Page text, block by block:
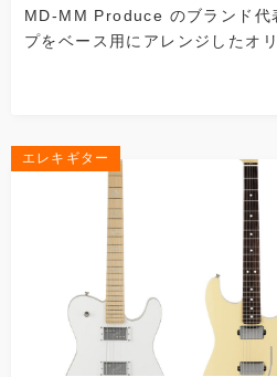
MD-MM Produce のブランド代
プをベース用にアレンジしたオ
エレキギター